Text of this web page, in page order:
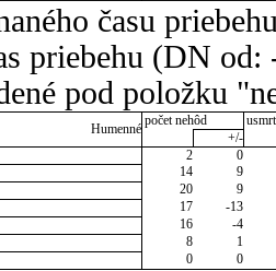
času
priebehu (DN
pod položku
Humenné
počet nehôd
+/-
2
0
14
9
20
9
17
-13
16
-4
8
1
0 0